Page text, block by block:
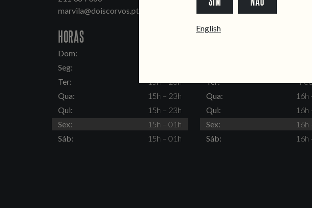
marvila@doiscorvos.pt
HORAS
Dom:
Seg:
Ter:
15h – 23h
Qua:
15h – 23h
Qui:
15h – 23h
Sex:
15h – 01h
Sáb:
15h – 01h
HORAS
Ter:
Qua:
16h
Qui:
16h
Sex:
16h
Sáb:
16h
English